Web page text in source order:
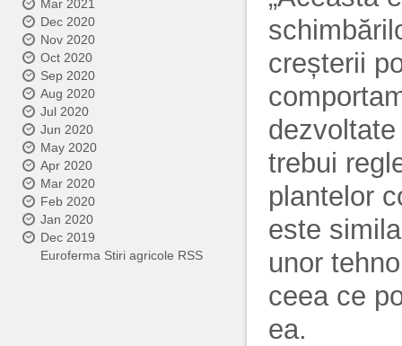
Mar 2021
Dec 2020
Nov 2020
Oct 2020
Sep 2020
Aug 2020
Jul 2020
Jun 2020
May 2020
Apr 2020
Mar 2020
Feb 2020
Jan 2020
Dec 2019
Euroferma Stiri agricole RSS
creșterii
trebui
plantelor
este
unor
ceea ce
ea.